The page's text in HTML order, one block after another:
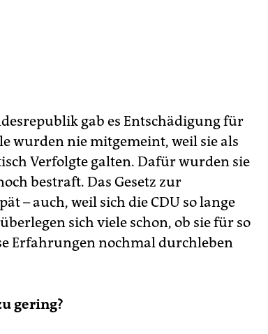
gab es Entschädigung für
wurden nie mitgemeint, weil sie als
Verfolgte galten. Dafür wurden sie
bestraft. Das Gesetz zur
– auch, weil sich die CDU so lange
sich viele schon, ob sie für so
Erfahrungen nochmal durchleben
gering?